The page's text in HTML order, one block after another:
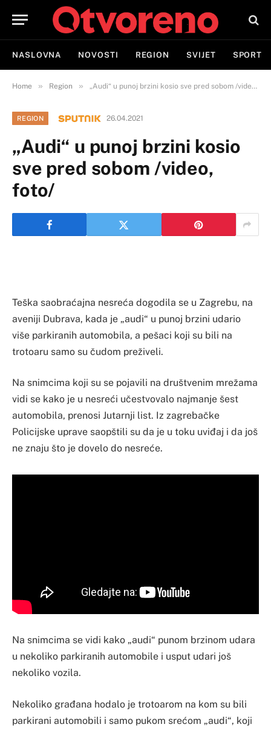
NASLOVNA NOVOSTI REGION SVIJET SPORT
Home » Region » „Audi“ u punoj brzini kosio sve pred sobom /video, foto/
REGION 26.04.2021
„Audi“ u punoj brzini kosio
sve pred sobom /video,
foto/
Teška saobraćajna nesreća dogodila se u Zagrebu, na
aveniji Dubrava, kada je „audi“ u punoj brzini udario
više parkiranih automobila, a pešaci koji su bili na
trotoaru samo su čudom preživeli.
Na snimcima koji su se pojavili na društvenim mrežama
vidi se kako je u nesreći učestvovalo najmanje šest
automobila, prenosi Jutarnji list. Iz zagrebačke
Policijske uprave saopštili su da je u toku uviđaj i da još
ne znaju što je dovelo do nesreće.
Na snimcima se vidi kako „audi“ punom brzinom udara
u nekoliko parkiranih automobile i usput udari još
nekoliko vozila.
Nekoliko građana hodalo je trotoarom na kom su bili
parkirani automobili i samo pukom srećom „audi“, koji